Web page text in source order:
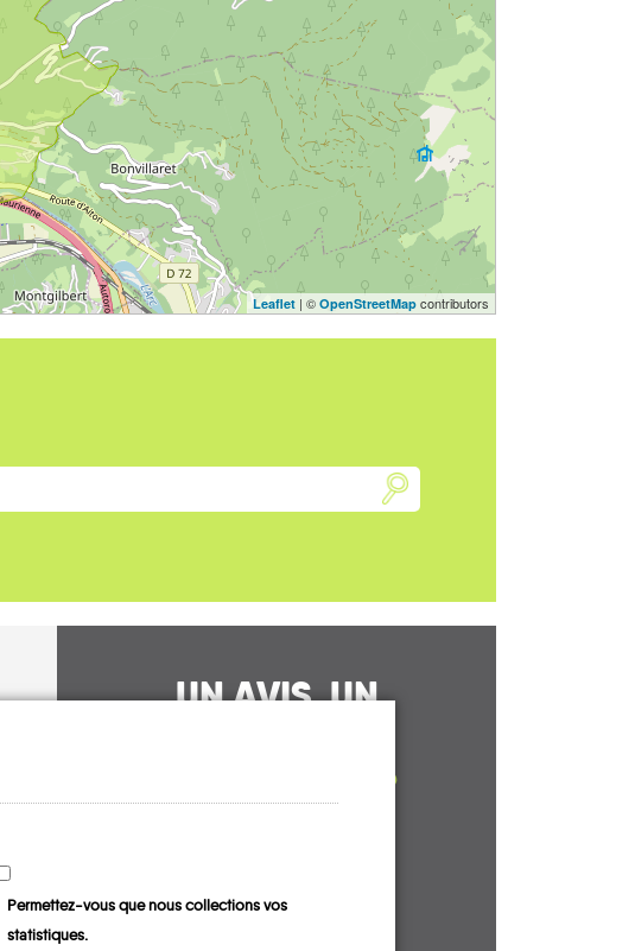
Leaflet | © OpenStreetMap contributors
UN AVIS, UN
À PARTAGER ?
CONTACTEZ-NOUS !
Permettez-vous que nous collections vos
statistiques.